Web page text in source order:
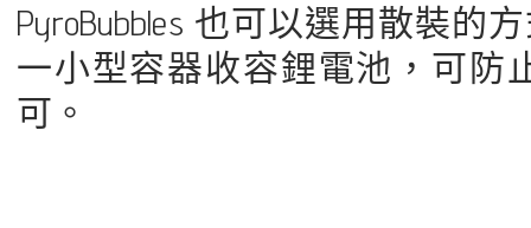
PyroBubbles 也可以選用散裝的
一小型容器收容鋰電池，可防
可。